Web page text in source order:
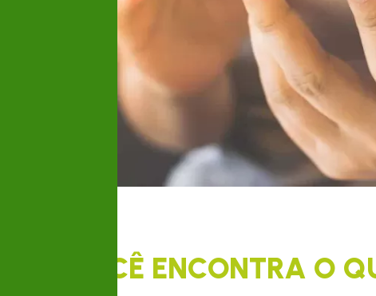
AQUI VOCÊ ENCONTRA O